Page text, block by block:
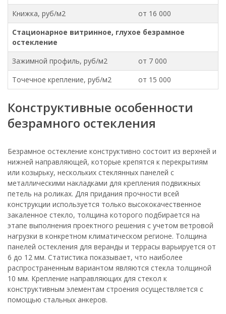
Книжка, руб/м2
от 16 000
Стационарное витринное, глухое безрамное
остекление
Зажимной профиль, руб/м2
от 7 000
Точечное крепление, руб/м2
от 15 000
Конструктивные особенности
безрамного остекления
Безрамное остекление конструктивно состоит из верхней и
нижней направляющей, которые крепятся к перекрытиям
или козырьку, нескольких стеклянных панелей с
металлическими накладками для крепления подвижных
петель на роликах. Для придания прочности всей
конструкции используется только высококачественное
закаленное стекло, толщина которого подбирается на
этапе выполнения проектного решения с учетом ветровой
нагрузки в конкретном климатическом регионе. Толщина
панелей остекления для веранды и террасы варьируется от
6 до 12 мм. Статистика показывает, что наиболее
распространенным вариантом являются стекла толщиной
10 мм. Крепление направляющих для стекол к
конструктивным элементам строения осуществляется с
помощью стальных анкеров.